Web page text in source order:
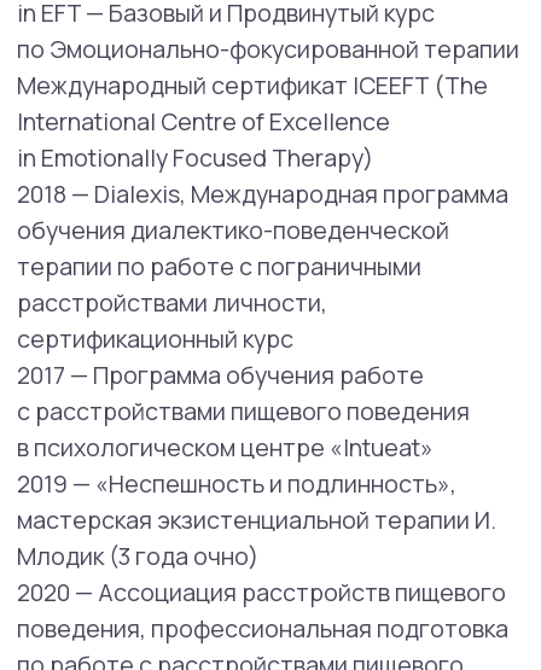
у подростков и взрослых,
депрессия,
тревожность,
неуверенность в себе,
гиперконтроль,